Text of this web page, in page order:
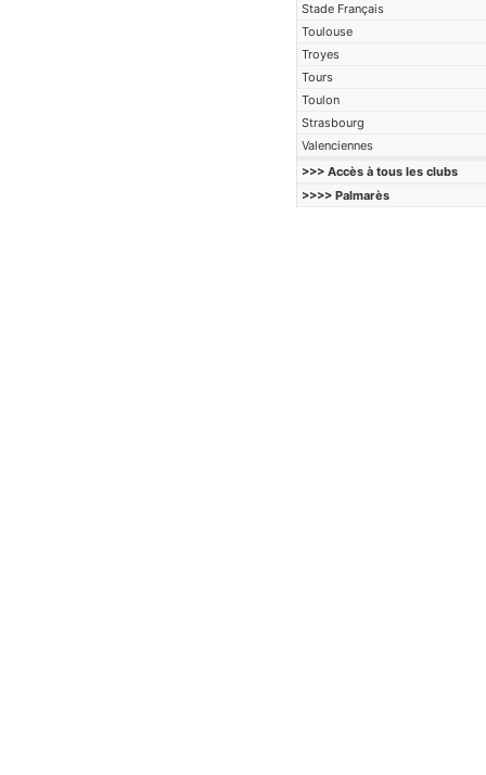
Stade Français
Toulouse
Troyes
Tours
Toulon
Strasbourg
Valenciennes
>>> Accès à tous les clubs
>>>> Palmarès